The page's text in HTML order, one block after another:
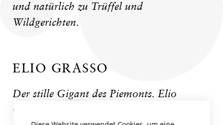
und natürlich zu Trüffel und
Wildgerichten.
ELIO GRASSO
Der stille Gigant des Piemonts. Elio
Grasso zählt zu den ganz Großen des